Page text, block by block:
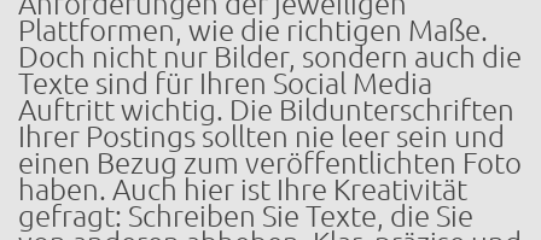
Plattformen, wie die richtigen Maße.
Doch nicht nur Bilder, sondern auch die
Texte sind für Ihren Social Media
Auftritt wichtig. Die Bildunterschriften
Ihrer Postings sollten nie leer sein und
einen Bezug zum veröffentlichten Foto
haben. Auch hier ist Ihre Kreativität
gefragt: Schreiben Sie Texte, die Sie